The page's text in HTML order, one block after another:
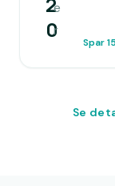
0
e
r
Spar
Se